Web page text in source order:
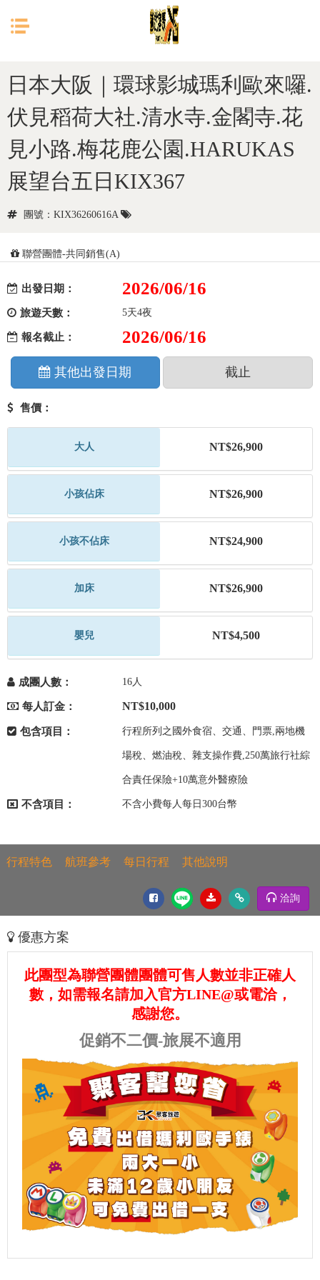
目前位置： 大阪
日本大阪｜環球影城瑪利歐來囉.
伏見稻荷大社.清水寺.金閣寺.花
見小路.梅花鹿公園.HARUKAS
展望台五日KIX367
團號：KIX36260616A
聯營團體-共同銷售(A)
出發日期： 2026/06/16
旅遊天數： 5天4夜
報名截止： 2026/06/16
其他出發日期 截止
售價：
大人 NT$26,900
小孩佔床 NT$26,900
小孩不佔床 NT$24,900
加床 NT$26,900
嬰兒 NT$4,500
成團人數： 16人
每人訂金： NT$10,000
包含項目： 行程所列之國外食宿、交通、門票,兩地機
場稅、燃油稅、雜支操作費,250萬旅行社綜
合責任保險+10萬意外醫療險
不含項目： 不含小費每人每日300台幣
行程特色 航班參考 每日行程 其他說明
洽詢
優惠方案
此團型為聯營團體團體可售人數並非正確人
數，如需報名請加入官方LINE@或電洽，
感謝您。
促銷不二價-旅展不適用